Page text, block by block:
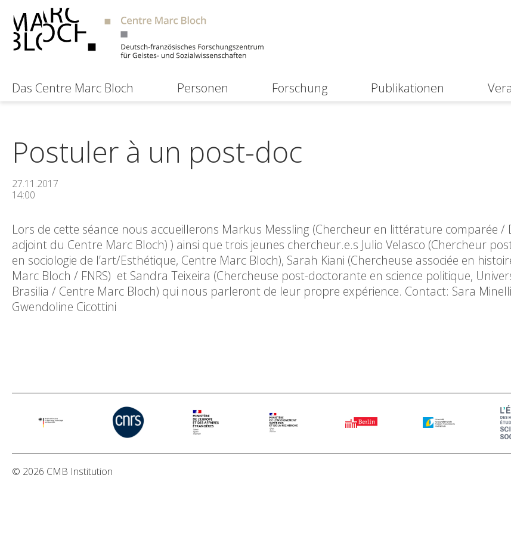
Das Centre Marc Bloch Personen Forschung Publikationen
Postuler à un post-doc
27.11.2017
14:00
Lors de cette séance nous accueillerons Markus Messling (Chercheur en littérature comparée /
adjoint du Centre Marc Bloch) ) ainsi que trois jeunes chercheur.e.s Julio Velasco (Chercheur
en sociologie de l’art/Esthétique, Centre Marc Bloch), Sarah Kiani (Chercheuse associée en
Marc Bloch / FNRS) et Sandra Teixeira (Chercheuse post-doctorante en science politique,
Brasilia / Centre Marc Bloch) qui nous parleront de leur propre expérience. Contact: Sara
Gwendoline Cicottini
© 2026 CMB Institution